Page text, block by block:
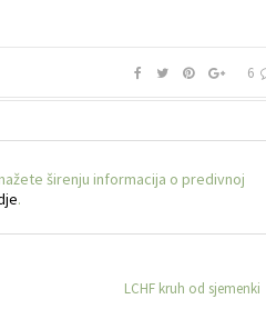
6
širenju informacija o predivnoj
.
LCHF kruh od sjemenki